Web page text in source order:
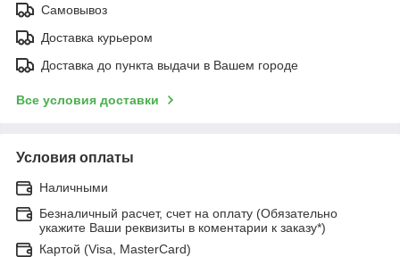
Самовывоз
Доставка курьером
Доставка до пункта выдачи в Вашем городе
Все условия доставки
Условия оплаты
Наличными
Безналичный расчет, счет на оплату (Обязательно
укажите Ваши реквизиты в коментарии к заказу*)
Картой (Visa, MasterCard)